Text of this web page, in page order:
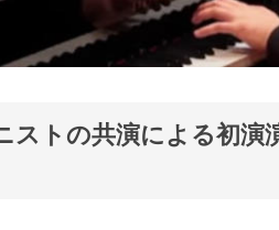
ストの共演による初演